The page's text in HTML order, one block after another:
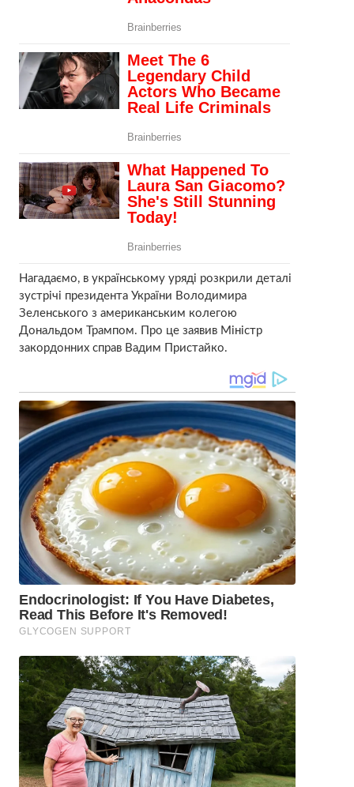
Нагадаємо, в українському уряді розкрили деталі
зустрічі президента України Володимира
Зеленського з американським колегою
Дональдом Трампом. Про це заявив Міністр
закордонних справ Вадим Пристайко.